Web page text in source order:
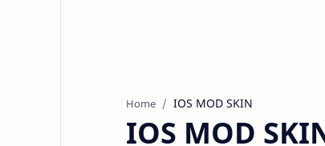
Home IOS MOD SKIN
IOS MOD